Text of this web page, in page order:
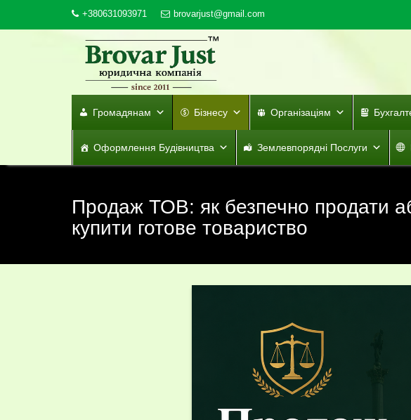
+380631093971 brovarjust@gmail.com
Громадянам Бізнесу Організаціям
Оформлення Будівництва Землевпорядні Послуги
Продаж ТОВ: як безпечно продати
купити готове товариство